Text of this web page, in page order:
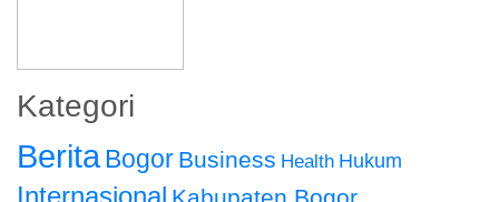
Kategori
BeritaBogor Business Health Hukum